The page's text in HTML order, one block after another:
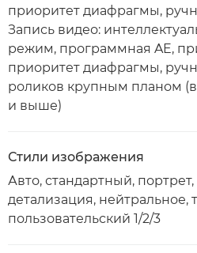
приоритет диафрагмы,
Запись видео:
режим, программная AE,
приоритет диафрагмы,
роликов крупным планом
и выше)
Стили изображения
Авто, стандартный,
детализация, нейтральное,
пользовательский 1/2/3